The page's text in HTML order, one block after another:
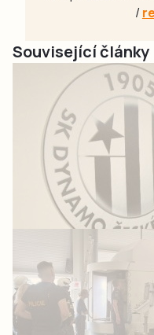
/
Související články